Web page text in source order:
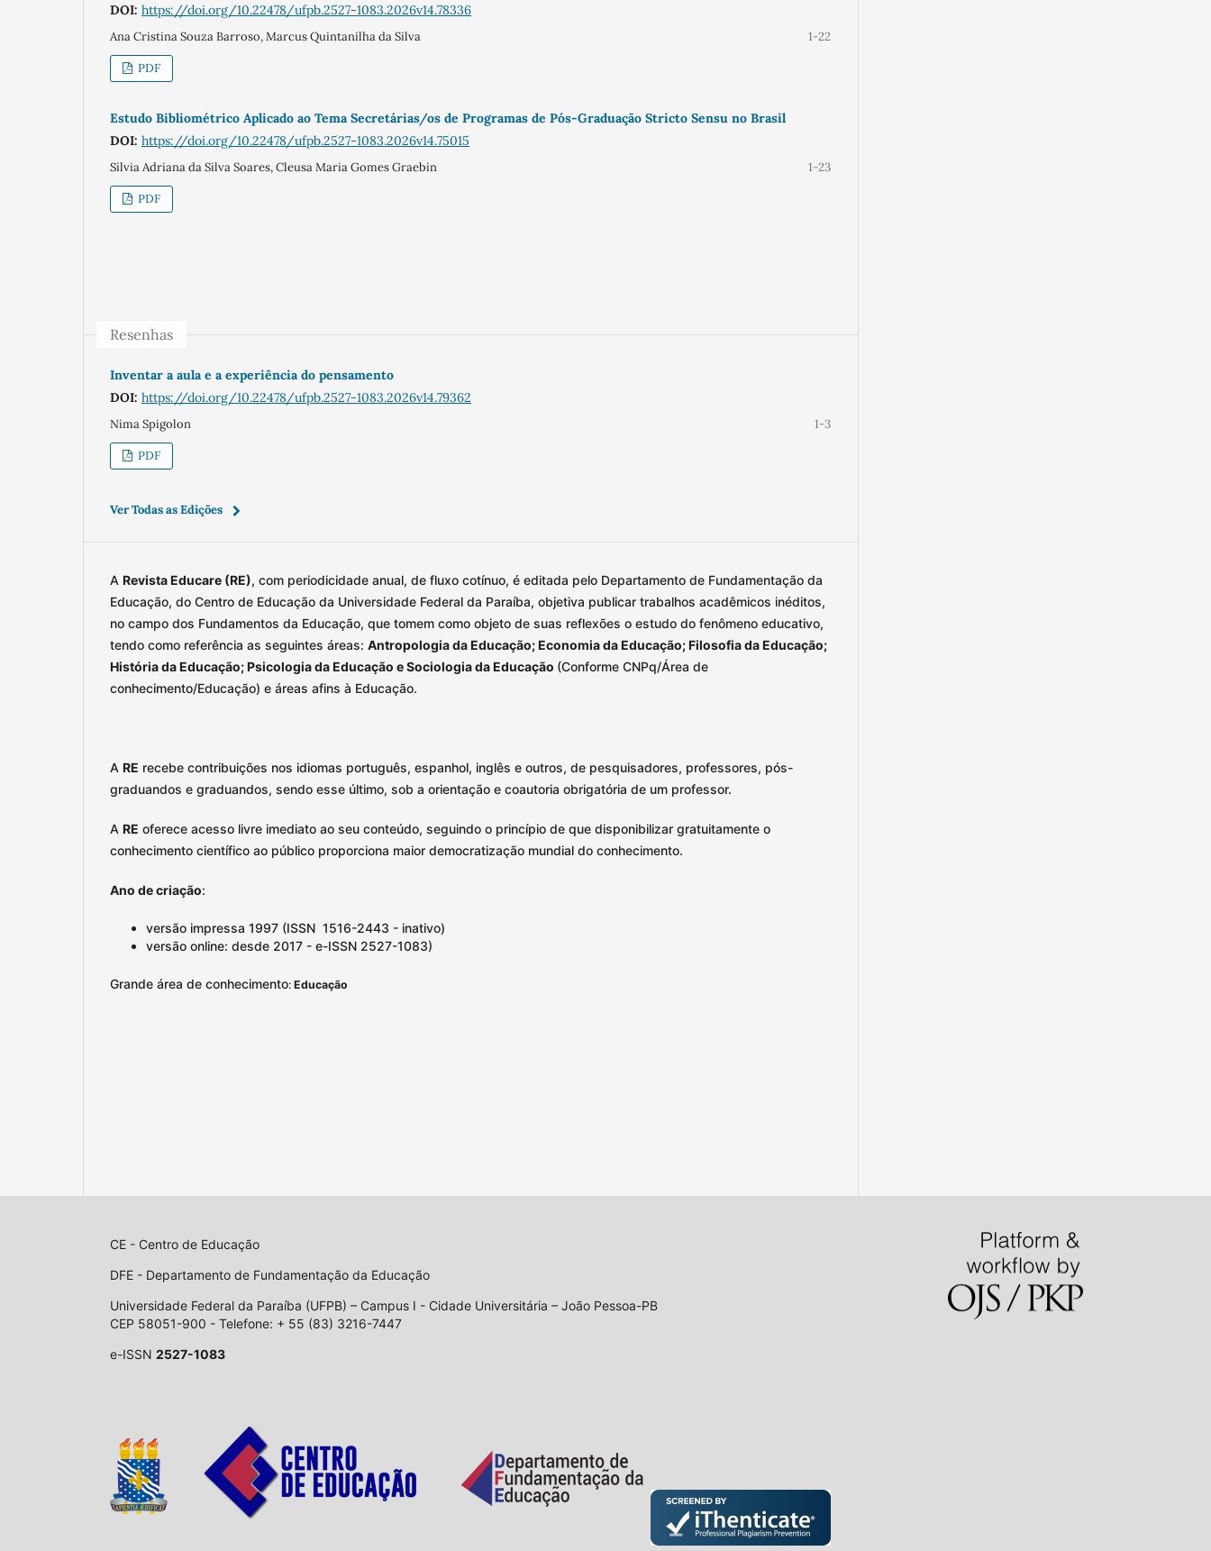
DOI: https://doi.org/10.22478/ufpb.2527-1083.2026v14.78336
Ana Cristina Souza Barroso, Marcus Quintanilha da Silva 1-22
PDF
Estudo Bibliométrico Aplicado ao Tema Secretárias/os de Programas de Pós-Graduação Stricto Sensu no Brasil
DOI: https://doi.org/10.22478/ufpb.2527-1083.2026v14.75015
Silvia Adriana da Silva Soares, Cleusa Maria Gomes Graebin 1-23
PDF
Resenhas
Inventar a aula e a experiência do pensamento
DOI: https://doi.org/10.22478/ufpb.2527-1083.2026v14.79362
Nima Spigolon 1-3
PDF
Ver Todas as Edições
A Revista Educare (RE), com periodicidade anual, de fluxo cotínuo, é editada pelo Departamento de Fundamentação da
Educação, do Centro de Educação da Universidade Federal da Paraíba, objetiva publicar trabalhos acadêmicos inéditos,
no campo dos Fundamentos da Educação, que tomem como objeto de suas reflexões o estudo do fenômeno educativo,
tendo como referência as seguintes áreas: Antropologia da Educação; Economia da Educação; Filosofia da Educação;
História da Educação; Psicologia da Educação e Sociologia da Educação (Conforme CNPq/Área de
conhecimento/Educação) e áreas afins à Educação.
A RE recebe contribuições nos idiomas português, espanhol, inglês e outros, de pesquisadores, professores, pós-
graduandos e graduandos, sendo esse último, sob a orientação e coautoria obrigatória de um professor.
A RE oferece acesso livre imediato ao seu conteúdo, seguindo o princípio de que disponibilizar gratuitamente o
conhecimento científico ao público proporciona maior democratização mundial do conhecimento.
Ano de criação:
versão impressa 1997 (ISSN 1516-2443 - inativo)
versão online: desde 2017 - e-ISSN 2527-1083)
Grande área de conhecimento: Educação
CE - Centro de Educação
DFE - Departamento de Fundamentação da Educação
Universidade Federal da Paraíba (UFPB) – Campus I - Cidade Universitária – João Pessoa-PB
CEP 58051-900 - Telefone: + 55 (83) 3216-7447
e-ISSN 2527-1083